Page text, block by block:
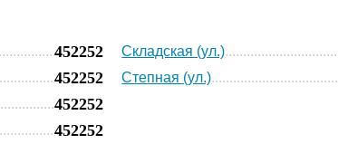
452252
452252
452252
452252
Складская (ул.)
Степная (ул.)